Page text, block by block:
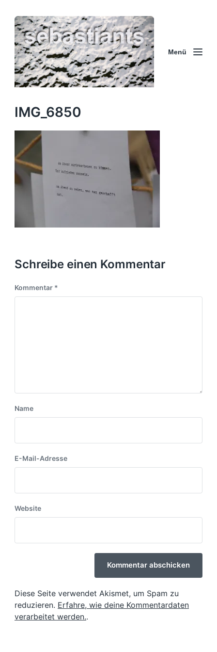
Menü
IMG_6850
Schreibe einen Kommentar
Kommentar *
Name
E-Mail-Adresse
Website
Diese Seite verwendet Akismet, um Spam zu
reduzieren. Erfahre, wie deine Kommentardaten
verarbeitet werden..